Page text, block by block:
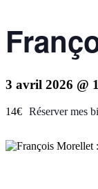
3 avril 2026 @
14€ Réserver mes